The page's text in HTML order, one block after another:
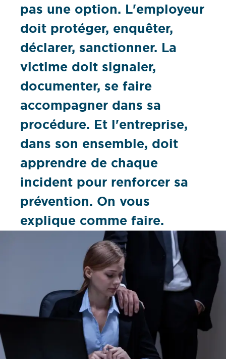
pas une option. L'employeur
doit protéger, enquêter,
déclarer, sanctionner. La
victime doit signaler,
documenter, se faire
accompagner dans sa
procédure. Et l'entreprise,
dans son ensemble, doit
apprendre de chaque
incident pour renforcer sa
prévention. On vous
explique comme faire.